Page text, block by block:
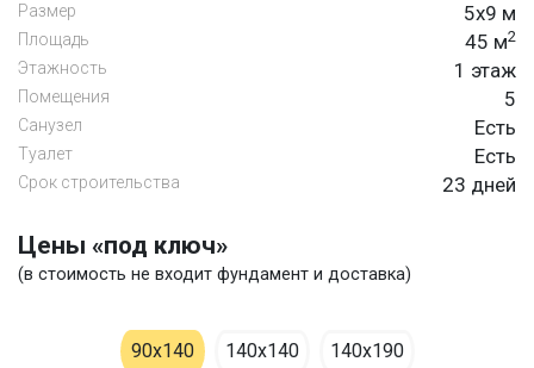
Размер 5х9 м
Площадь 45 м2
Этажность 1 этаж
Помещения 5
Санузел Есть
Туалет Есть
Срок строительства 23 дней
Цены «под ключ»
(в стоимость не входит фундамент и доставка)
90х140 140х140 140х190